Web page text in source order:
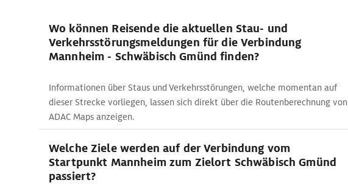
Wo können Reisende die aktuellen Stau- und
Verkehrsstörungsmeldungen für die Verbindung
Mannheim - Schwäbisch Gmünd finden?
Informationen über Staus und Verkehrsstörungen, welche momentan auf
dieser Strecke vorliegen, lassen sich direkt über die Routenberechnung von
ADAC Maps anzeigen.
Welche Ziele werden auf der Verbindung vom
Startpunkt Mannheim zum Zielort Schwäbisch Gmünd
passiert?